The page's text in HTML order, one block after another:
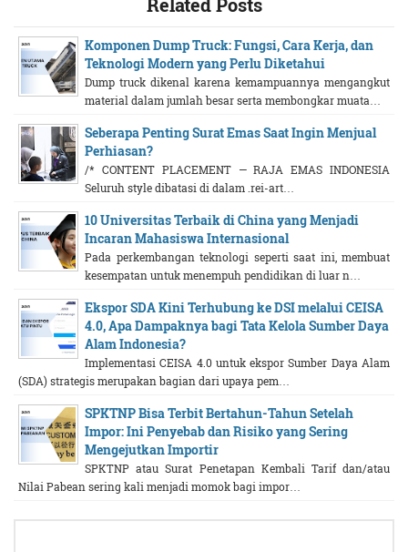
Komponen Dump Truck: Fungsi, Cara Kerja, dan
Teknologi Modern yang Perlu Diketahui
Dump truck dikenal karena kemampuannya mengangkut
material dalam jumlah besar serta membongkar muata…
Seberapa Penting Surat Emas Saat Ingin Menjual
Perhiasan?
/* CONTENT PLACEMENT — RAJA EMAS INDONESIA
Seluruh style dibatasi di dalam .rei-art…
10 Universitas Terbaik di China yang Menjadi
Incaran Mahasiswa Internasional
Pada perkembangan teknologi seperti saat ini, membuat
kesempatan untuk menempuh pendidikan di luar n…
Ekspor SDA Kini Terhubung ke DSI melalui CEISA
4.0, Apa Dampaknya bagi Tata Kelola Sumber Daya
Alam Indonesia?
Implementasi CEISA 4.0 untuk ekspor Sumber Daya Alam
(SDA) strategis merupakan bagian dari upaya pem…
SPKTNP Bisa Terbit Bertahun-Tahun Setelah
Impor: Ini Penyebab dan Risiko yang Sering
Mengejutkan Importir
SPKTNP atau Surat Penetapan Kembali Tarif dan/atau
Nilai Pabean sering kali menjadi momok bagi impor…